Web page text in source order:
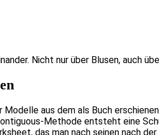
Nicht nur über Blusen, auch
aus dem als Buch
Methode entsteht eine
das man nach seinen nach